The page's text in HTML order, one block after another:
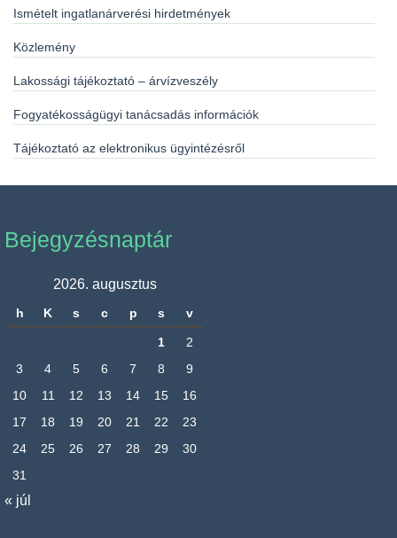
Ismételt ingatlanárverési hirdetmények
Közlemény
Lakossági tájékoztató – árvízveszély
Fogyatékosságügyi tanácsadás információk
Tájékoztató az elektronikus ügyintézésről
Bejegyzésnaptár
2026. augusztus
h K s c p s v
1
2
3
4 5 6 7 8
9
10
11 12 13 14 15
16
17
18 19 20 21 22
23
24
25 26 27 28 29
30
31
« júl